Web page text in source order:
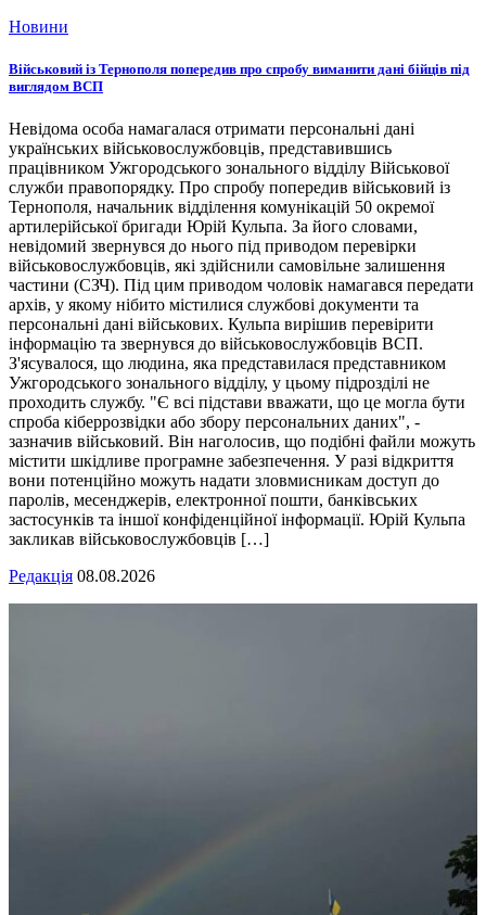
Новини
Військовий із Тернополя попередив про спробу виманити дані бійців під
виглядом ВСП
Невідома особа намагалася отримати персональні дані
українських військовослужбовців, представившись
працівником Ужгородського зонального відділу Військової
служби правопорядку. Про спробу попередив військовий із
Тернополя, начальник відділення комунікацій 50 окремої
артилерійської бригади Юрій Кульпа. За його словами,
невідомий звернувся до нього під приводом перевірки
військовослужбовців, які здійснили самовільне залишення
частини (СЗЧ). Під цим приводом чоловік намагався передати
архів, у якому нібито містилися службові документи та
персональні дані військових. Кульпа вирішив перевірити
інформацію та звернувся до військовослужбовців ВСП.
З'ясувалося, що людина, яка представилася представником
Ужгородського зонального відділу, у цьому підрозділі не
проходить службу. "Є всі підстави вважати, що це могла бути
спроба кіберрозвідки або збору персональних даних", -
зазначив військовий. Він наголосив, що подібні файли можуть
містити шкідливе програмне забезпечення. У разі відкриття
вони потенційно можуть надати зловмисникам доступ до
паролів, месенджерів, електронної пошти, банківських
застосунків та іншої конфіденційної інформації. Юрій Кульпа
закликав військовослужбовців […]
Редакція 08.08.2026